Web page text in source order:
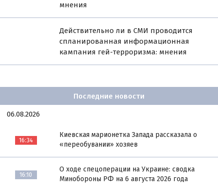
мнения
Действительно ли в СМИ проводится
спланированная информационная
кампания гей-терроризма: мнения
Последние новости
06.08.2026
16:34
Киевская марионетка Запада рассказала о
«переобувании» хозяев
16:10
О ходе спецоперации на Украине: сводка
Минобороны РФ на 6 августа 2026 года